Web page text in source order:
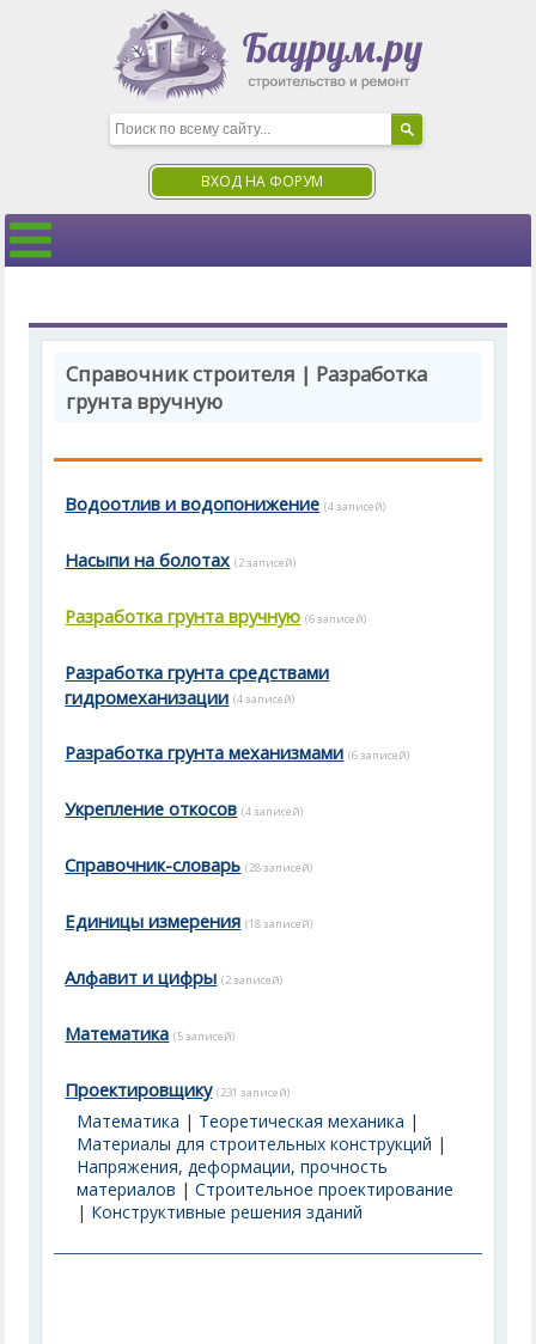
ВХОД НА ФОРУМ
Справочник строителя | Разработка
грунта вручную
Водоотлив и водопонижение (4 записей)
Насыпи на болотах (2 записей)
Разработка грунта вручную (6 записей)
Разработка грунта средствами
гидромеханизации (4 записей)
Разработка грунта механизмами (6 записей)
Укрепление откосов (4 записей)
Справочник-словарь (28 записей)
Единицы измерения (18 записей)
Алфавит и цифры (2 записей)
Математика (5 записей)
Проектировщику (231 записей)
Математика | Теоретическая механика |
Материалы для строительных конструкций |
Напряжения, деформации, прочность
материалов |Строительное проектирование
| Конструктивные решения зданий